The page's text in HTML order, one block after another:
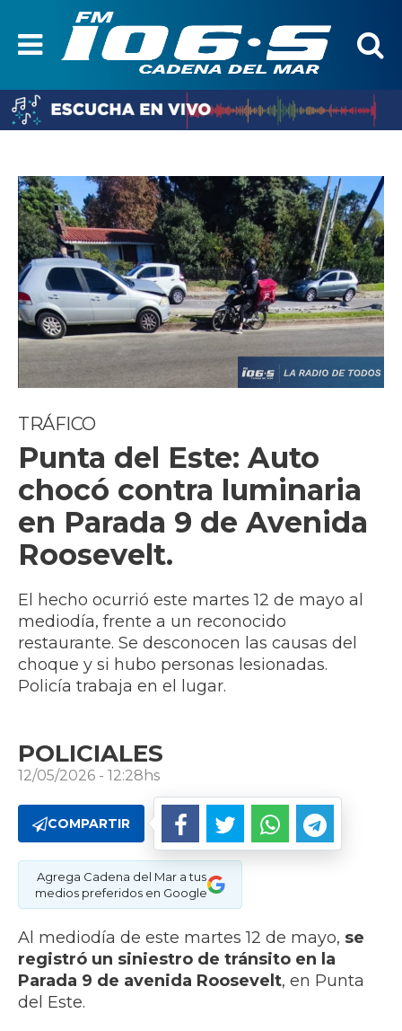
TRÁFICO
Punta del Este: Auto
chocó contra luminaria
en Parada 9 de Avenida
Roosevelt.
El hecho ocurrió este martes 12 de mayo al
mediodía, frente a un reconocido
restaurante. Se desconocen las causas del
choque y si hubo personas lesionadas.
Policía trabaja en el lugar.
POLICIALES
12/05/2026 - 12:28hs
COMPARTIR
Agrega Cadena del Mar a tus
medios preferidos en Google
Al mediodía de este martes 12 de mayo, se
registró un siniestro de tránsito en la
Parada 9 de avenida Roosevelt, en Punta
del Este.